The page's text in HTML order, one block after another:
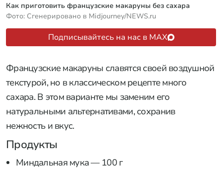
Как приготовить французские макаруны без сахара
Фото: Сгенерировано в Midjourney/NEWS.ru
Подписывайтесь на нас в MAX
Французские макаруны славятся своей воздушной
текстурой, но в классическом рецепте много
сахара. В этом варианте мы заменим его
натуральными альтернативами, сохранив
нежность и вкус.
Продукты
Миндальная мука — 100 г